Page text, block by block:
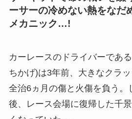
ーサーの冷めない熱をなだ
メカニック…!
カーレースのドライバーであ
ちかげ)は3年前、大きなクラッ
全治6ヵ月の傷と火傷を負う。
後、レース会場に復帰した千